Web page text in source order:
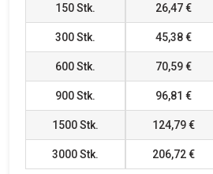
150Stk. 26,47 €
300Stk. 45,38 €
600Stk. 70,59 €
900Stk. 96,81 €
1500Stk. 124,79 €
3000Stk. 206,72 €